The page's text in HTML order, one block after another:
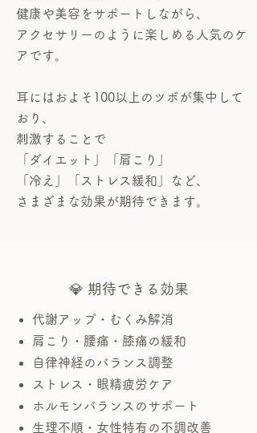
健康や美容をサポートしながら、
アクセサリーのように楽しめる人気のケ
アです。
耳にはおよそ100以上のツボが集中して
おり、
刺激することで
「ダイエット」「肩こり」
「冷え」「ストレス緩和」など、
さまざまな効果が期待できます。
💎 期待できる効果
代謝アップ・むくみ解消
肩こり・腰痛・膝痛の緩和
自律神経のバランス調整
ストレス・眼精疲労ケア
ホルモンバランスのサポート
生理不順・女性特有の不調改善